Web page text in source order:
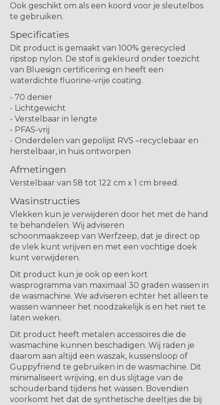
Ook geschikt om als een koord voor je sleutelbos
te gebruiken.
Specificaties
Dit product is gemaakt van 100% gerecycled
ripstop nylon. De stof is gekleurd onder toezicht
van Bluesign certificering en heeft een
waterdichte fluorine-vrije coating.
- 70 denier
- Lichtgewicht
- Verstelbaar in lengte
- PFAS-vrij
- Onderdelen van gepolijst RVS –recyclebaar en
herstelbaar, in huis ontworpen
Afmetingen
Verstelbaar van 58 tot 122 cm x 1 cm breed.
Wasinstructies
Vlekken kun je verwijderen door het met de hand
te behandelen. Wij adviseren
schoonmaakzeep van Werfzeep, dat je direct op
de vlek kunt wrijven en met een vochtige doek
kunt verwijderen.
Dit product kun je ook op een kort
wasprogramma van maximaal 30 graden wassen in
de wasmachine. We adviseren echter het alleen te
wassen wanneer het noodzakelijk is en het niet te
laten weken.
Dit product heeft metalen accessoires die de
wasmachine kunnen beschadigen. Wij raden je
daarom aan altijd een waszak, kussensloop of
Guppyfriend te gebruiken in de wasmachine. Dit
minimaliseert wrijving, en dus slijtage van de
schouderband tijdens het wassen. Bovendien
voorkomt het dat de synthetische deeltjes die bij